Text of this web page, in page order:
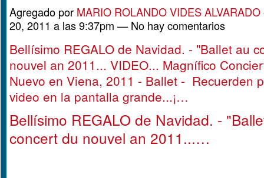
Agregado por MARIO ROLANDO VIDES ALVARADO
20, 2011 a las 9:37pm — No hay comentarios
Bellísimo REGALO de Navidad. - "Ballet au
nouvel an 2011... VIDEO... Magnífico
Nuevo en Viena, 2011 - Ballet - Recuerden
video en la pantalla grande...¡…
Bellísimo REGALO de Navidad. -
concert du nouvel an 2011...…